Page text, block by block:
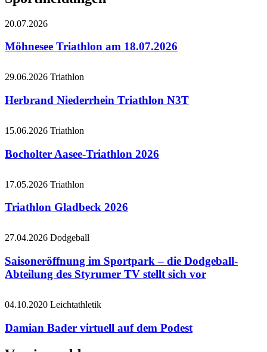
20.07.2026
Möhnesee Triathlon am 18.07.2026
29.06.2026 Triathlon
Herbrand Niederrhein Triathlon N3T
15.06.2026 Triathlon
Bocholter Aasee-Triathlon 2026
17.05.2026 Triathlon
Triathlon Gladbeck 2026
27.04.2026 Dodgeball
Saisoneröffnung im Sportpark – die Dodgeball-
Abteilung des Styrumer TV stellt sich vor
04.10.2020 Leichtathletik
Damian Bader virtuell auf dem Podest